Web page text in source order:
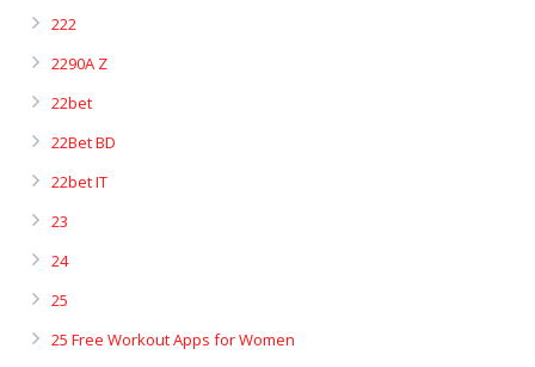
222
2290A Z
22bet
22Bet BD
22bet IT
23
24
25
25 Free Workout Apps for Women